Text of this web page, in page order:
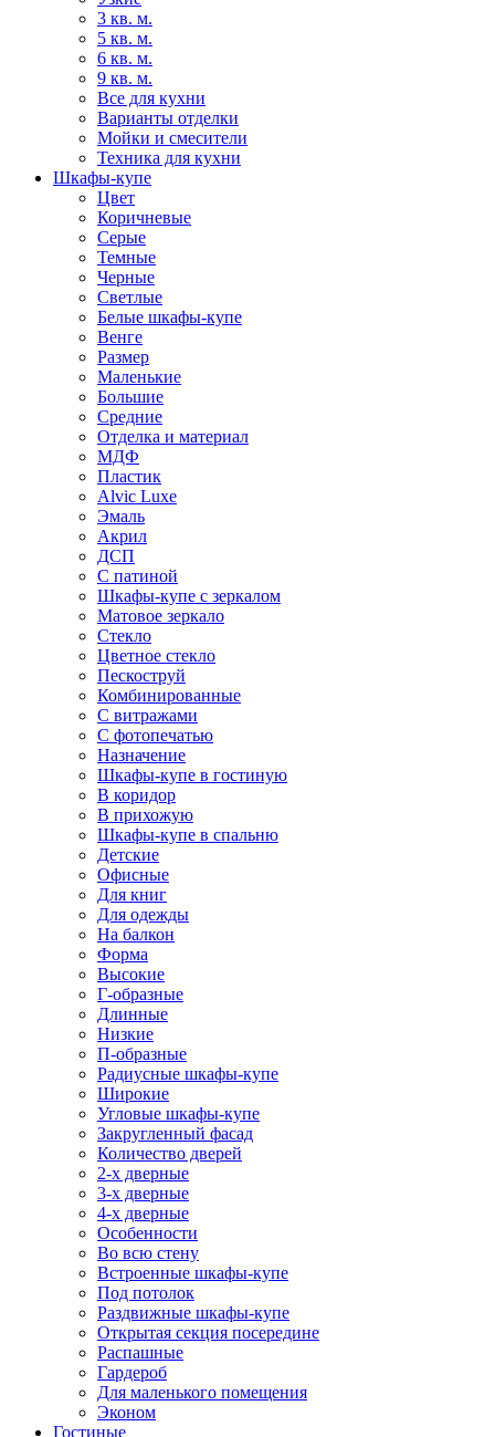
3 кв. м.
5 кв. м.
6 кв. м.
9 кв. м.
Все для кухни
Варианты отделки
Мойки и смесители
Техника для кухни
Шкафы-купе
Цвет
Коричневые
Серые
Темные
Черные
Светлые
Белые шкафы-купе
Венге
Размер
Маленькие
Большие
Средние
Отделка и материал
МДФ
Пластик
Alvic Luxe
Эмаль
Акрил
ДСП
С патиной
Шкафы-купе с зеркалом
Матовое зеркало
Стекло
Цветное стекло
Пескоструй
Комбинированные
С витражами
С фотопечатью
Назначение
Шкафы-купе в гостиную
В коридор
В прихожую
Шкафы-купе в спальню
Детские
Офисные
Для книг
Для одежды
На балкон
Форма
Высокие
Г-образные
Длинные
Низкие
П-образные
Радиусные шкафы-купе
Широкие
Угловые шкафы-купе
Закругленный фасад
Количество дверей
2-х дверные
3-х дверные
4-х дверные
Особенности
Во всю стену
Встроенные шкафы-купе
Под потолок
Раздвижные шкафы-купе
Открытая секция посередине
Распашные
Гардероб
Для маленького помещения
Эконом
Гостиные